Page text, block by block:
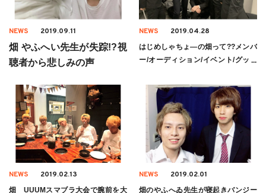
NEWS 2019.09.11
畑 やふへい先生が失踪!?視
聴者から悲しみの声
NEWS 2019.04.28
はじめしゃちょ―の畑って??メンバ
ー/オーディション/イベント/グッズ
NEWS 2019.02.13
畑 UUUMスマブラ大会で腕前を大
NEWS 2019.02.01
畑のやふへゐ先生が寝起きバンジー